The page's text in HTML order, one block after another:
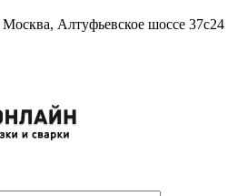
Москва, Алтуфьевское шоссе 37с24